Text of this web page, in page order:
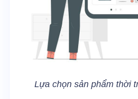
Lựa chọn sản phẩm thời